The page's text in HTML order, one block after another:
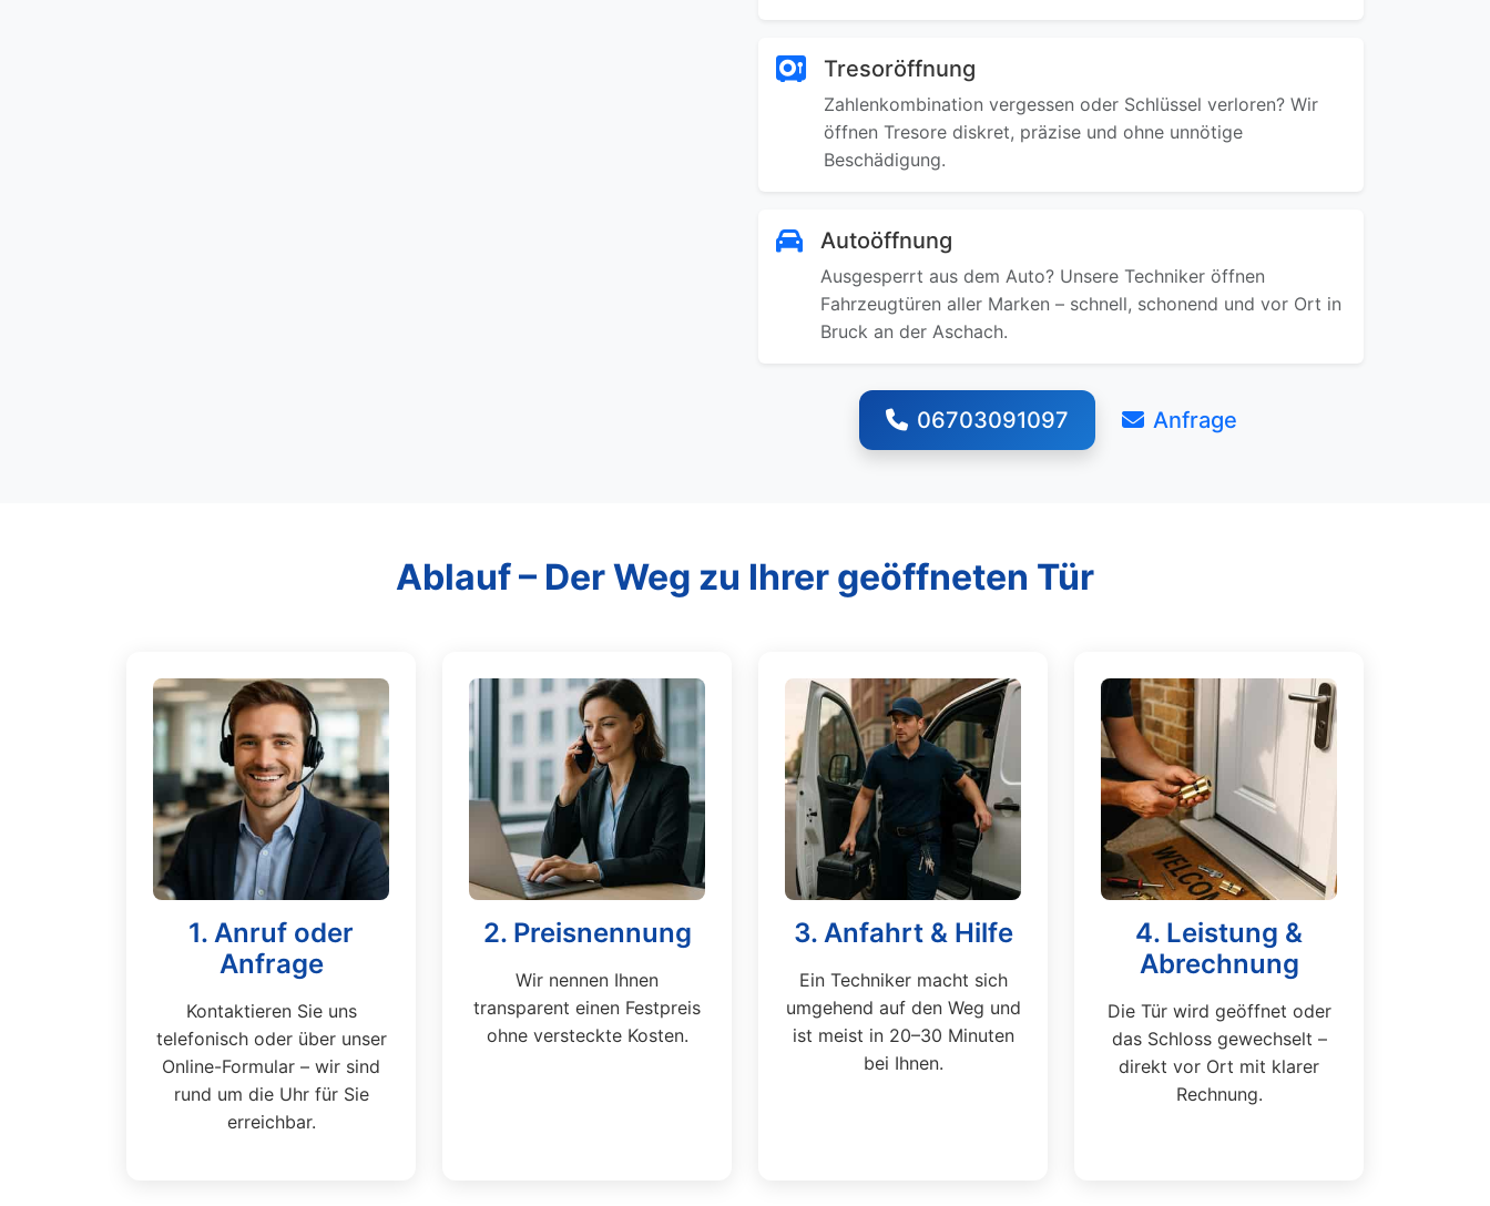
Tresoröffnung
Zahlenkombination vergessen oder Schlüssel verloren? Wir
öffnen Tresore diskret, präzise und ohne unnötige
Beschädigung.
Autoöffnung
Ausgesperrt aus dem Auto? Unsere Techniker öffnen
Fahrzeugtüren aller Marken – schnell, schonend und vor Ort in
Bruck an der Aschach.
06703091097 Anfrage
Ablauf – Der Weg zu Ihrer geöffneten Tür
1. Anruf oder
Anfrage
Kontaktieren Sie uns
telefonisch oder über unser
Online-Formular – wir sind
rund um die Uhr für Sie
erreichbar.
2. Preisnennung
Wir nennen Ihnen
transparent einen Festpreis
ohne versteckte Kosten.
3. Anfahrt & Hilfe
Ein Techniker macht sich
umgehend auf den Weg und
ist meist in 20–30 Minuten
bei Ihnen.
4. Leistung &
Abrechnung
Die Tür wird geöffnet oder
das Schloss gewechselt –
direkt vor Ort mit klarer
Rechnung.